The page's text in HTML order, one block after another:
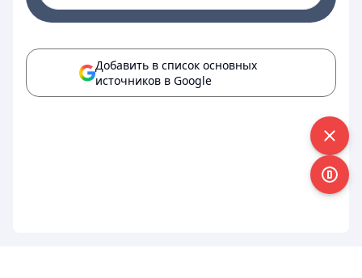
Добавить в список основных
источников в Google